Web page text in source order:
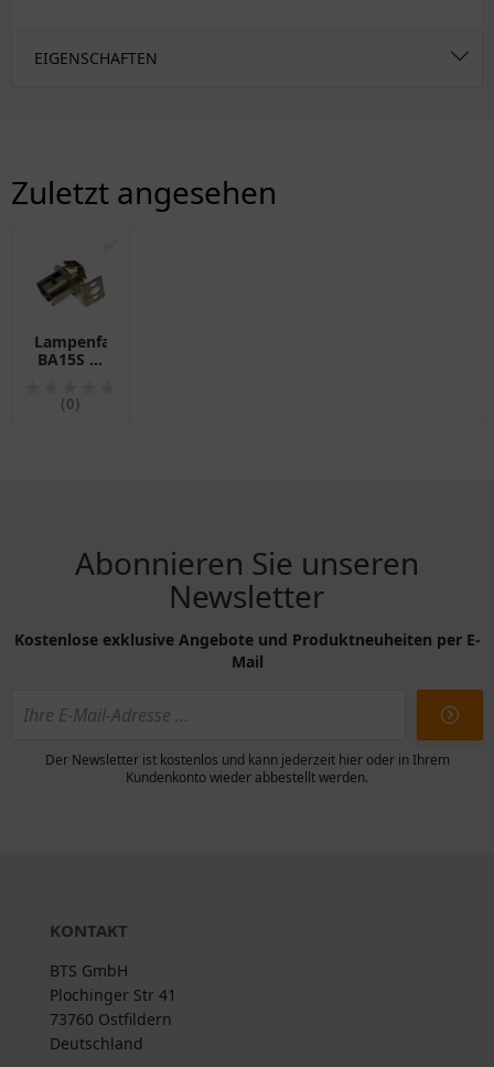
EIGENSCHAFTEN
Zuletzt angesehen
✅
Lampenfassung
BA15S 1-
Motorräder
(0)
Abonnieren Sie unseren
Newsletter
Kostenlose exklusive Angebote und Produktneuheiten per E-
Mail
Der Newsletter ist kostenlos und kann jederzeit hier oder in Ihrem
Kundenkonto wieder abbestellt werden.
KONTAKT
BTS GmbH
Plochinger Str 41
73760 Ostfildern
Deutschland